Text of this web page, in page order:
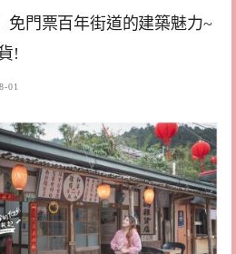
免門票百年街道的建築魅力~
!
01